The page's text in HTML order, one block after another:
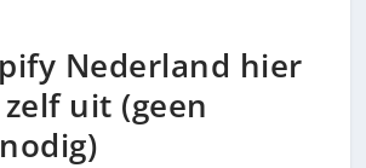
Nederland hier
uit (geen